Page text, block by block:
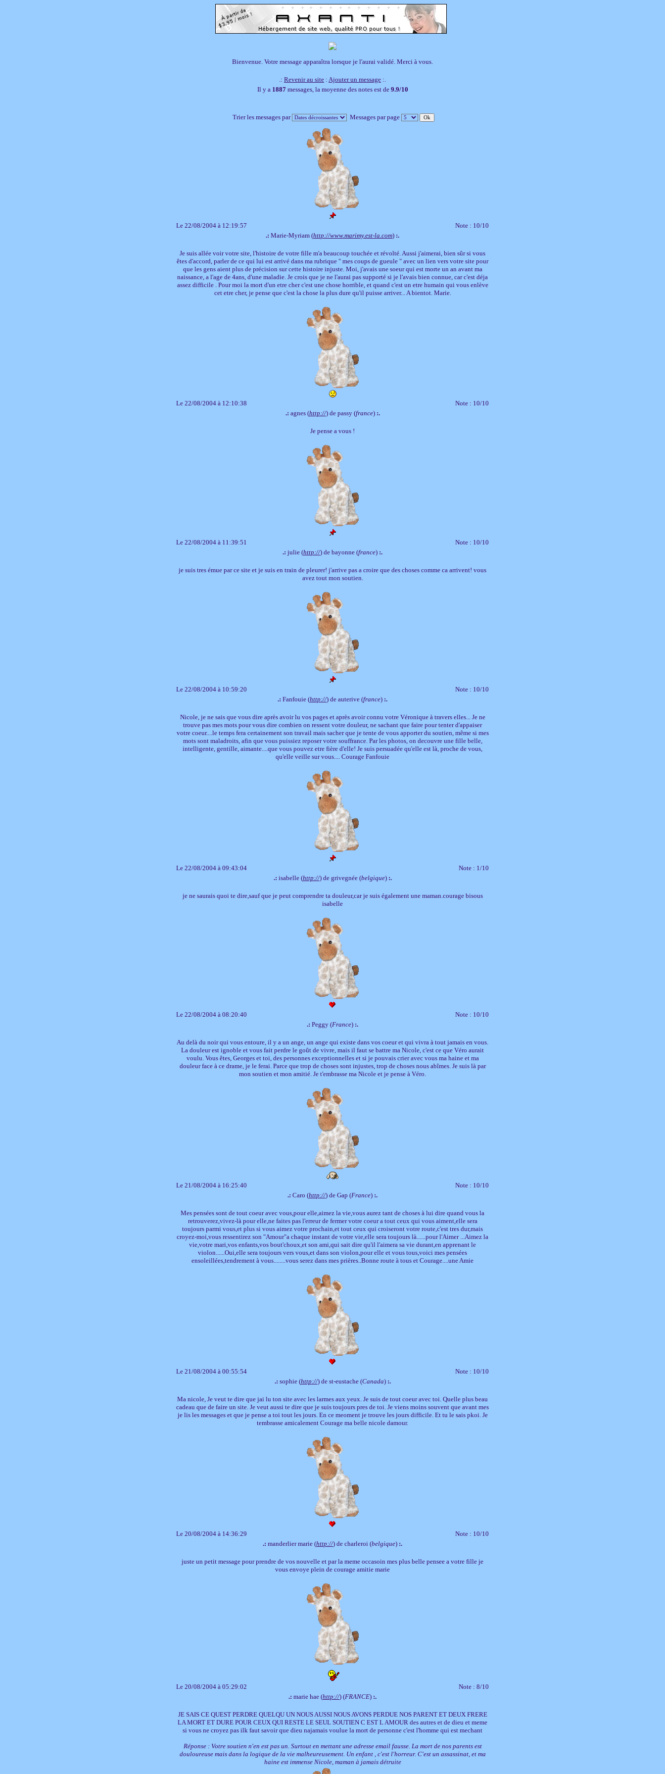
Bienvenue. Votre message apparaîtra lorsque je l'aurai validé. Merci à vous.
.: Revenir au site : Ajouter un message :.
Il y a 1887messages, la moyenne des notes est de 9.9/10
Trier les messages par Messages par page
Le 22/08/2004 à 12:19:57
Note : 10/10
.: Marie-Myriam (http://www.marimy.est-la.com) :.
Je suis allée voir votre site, l'histoire de votre fille m'a beaucoup touchée et révolté. Aussi j'aimerai, bien sûr si vous
êtes d'accord, parler de ce qui lui est arrivé dans ma rubrique " mes coups de gueule " avec un lien vers votre site pour
que les gens aient plus de précision sur cette histoire injuste. Moi, j'avais une soeur qui est morte un an avant ma
naissance, a l'age de 4ans, d'une maladie. Je crois que je ne l'aurai pas supporté si je l'avais bien connue, car c'est déja
assez difficile . Pour moi la mort d'un etre cher c'est une chose horrible, et quand c'est un etre humain qui vous enlève
cet etre cher, je pense que c'est la chose la plus dure qu'il puisse arriver... A bientot. Marie.
Le 22/08/2004 à 12:10:38
Note : 10/10
.: agnes (http://) de passy (france) :.
Je pense a vous !
Le 22/08/2004 à 11:39:51
Note : 10/10
.: julie (http://) de bayonne (france) :.
je suis tres émue par ce site et je suis en train de pleurer! j'arrive pas a croire que des choses comme ca arrivent! vous
avez tout mon soutien.
Le 22/08/2004 à 10:59:20
Note : 10/10
.: Fanfouie (http://) de auterive (france) :.
Nicole, je ne sais que vous dire après avoir lu vos pages et après avoir connu votre Véronique à travers elles... Je ne
trouve pas mes mots pour vous dire combien on ressent votre douleur, ne sachant que faire pour tenter d'appaiser
votre coeur....le temps fera certainement son travail mais sacher que je tente de vous apporter du soutien, même si mes
mots sont maladroits, afin que vous puissiez reposer votre souffrance. Par les photos, on decouvre une fille belle,
intelligente, gentille, aimante....que vous pouvez etre fière d'elle! Je suis persuadée qu'elle est là, proche de vous,
qu'elle veille sur vous.... Courage Fanfouie
Le 22/08/2004 à 09:43:04
Note : 1/10
.: isabelle (http://) de grivegnée (belgique) :.
je ne saurais quoi te dire,sauf que je peut comprendre ta douleur,car je suis également une maman.courage bisous
isabelle
Le 22/08/2004 à 08:20:40
Note : 10/10
.: Peggy (France) :.
Au delà du noir qui vous entoure, il y a un ange, un ange qui existe dans vos coeur et qui vivra à tout jamais en vous.
La douleur est ignoble et vous fait perdre le goût de vivre, mais il faut se battre ma Nicole, c'est ce que Véro aurait
voulu. Vous êtes, Georges et toi, des personnes exceptionnelles et si je pouvais crier avec vous ma haine et ma
douleur face à ce drame, je le ferai. Parce que trop de choses sont injustes, trop de choses nous abîmes. Je suis là par
mon soutien et mon amitié. Je t'embrasse ma Nicole et je pense à Véro.
Le 21/08/2004 à 16:25:40
Note : 10/10
.: Caro (http://) de Gap (France) :.
Mes pensées sont de tout coeur avec vous,pour elle,aimez la vie,vous aurez tant de choses à lui dire quand vous la
retrouverez,vivez-là pour elle,ne faites pas l'erreur de fermer votre coeur a tout ceux qui vous aiment,elle sera
toujours parmi vous,et plus si vous aimez votre prochain,et tout ceux qui croiseront votre route,c'est tres dur,mais
croyez-moi,vous ressentirez son "Amour"a chaque instant de votre vie,elle sera toujours là......pour l'Aimer ...Aimez la
vie,votre mari,vos enfants,vos bout'choux,et son ami,qui sait dire qu'il l'aimera sa vie durant,en apprenant le
violon......Oui,elle sera toujours vers vous,et dans son violon,pour elle et vous tous,voici mes pensées
ensoleillées,tendrement à vous........vous serez dans mes prières..Bonne route à tous et Courage....une Amie
Le 21/08/2004 à 00:55:54
Note : 10/10
.: sophie (http://) de st-eustache (Canada) :.
Ma nicole, Je veut te dire que jai lu ton site avec les larmes aux yeux. Je suis de tout coeur avec toi. Quelle plus beau
cadeau que de faire un site. Je veut aussi te dire que je suis toujours pres de toi. Je viens moins souvent que avant mes
je lis les messages et que je pense a toi tout les jours. En ce meoment je trouve les jours difficile. Et tu le sais pkoi. Je
tembrasse amicalement Courage ma belle nicole damour.
Le 20/08/2004 à 14:36:29
Note : 10/10
.: manderlier marie (http://) de charleroi (belgique) :.
juste un petit message pour prendre de vos nouvelle et par la meme occasoin mes plus belle pensee a votre fille je
vous envoye plein de courage amitie marie
Le 20/08/2004 à 05:29:02
Note : 8/10
.: marie hae (http://) (FRANCE) :.
JE SAIS CE QUEST PERDRE QUELQU UN NOUS AUSSI NOUS AVONS PERDUE NOS PARENT ET DEUX FRERE
LA MORT ET DURE POUR CEUX QUI RESTE LE SEUL SOUTIEN C EST L AMOUR des autres et de dieu et meme
si vous ne croyez pas ilk faut savoir que dieu najamais voulue la mort de personne c'est l'homme qui est mechant
Réponse : Votre soutien n'en est pas un. Surtout en mettant une adresse email fausse. La mort de nos parents est
douloureuse mais dans la logique de la vie malheureusement. Un enfant , c'est l'horreur. C'est un assassinat, et ma
haine est immense Nicole, maman à jamais détruite